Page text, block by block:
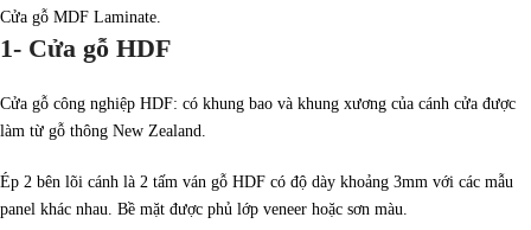
Cửa gỗ MDF Laminate.
1- Cửa gỗ HDF
Cửa gỗ công nghiệp HDF: có khung bao và khung xương của cánh cửa được
làm từ gỗ thông New Zealand.
Ép 2 bên lõi cánh là 2 tấm ván gỗ HDF có độ dày khoảng 3mm với các mẫu
panel khác nhau. Bề mặt được phủ lớp veneer hoặc sơn màu.